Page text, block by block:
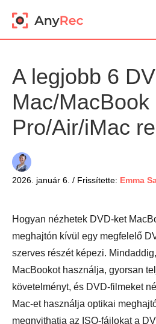
A legjobb 6
Mac/MacBook
Pro/Air/iMac
2026. január 6. / Frissítette: Emma
Hogyan nézhetek DVD-ket
meghajtón kívül egy megfelelő
szerves részét képezi.
MacBookot használja, gyorsan
követelményt, és DVD-filmeket
Mac-et használja optikai
megnyithatja az ISO-fájlokat a